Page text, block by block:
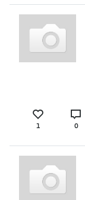
1 0